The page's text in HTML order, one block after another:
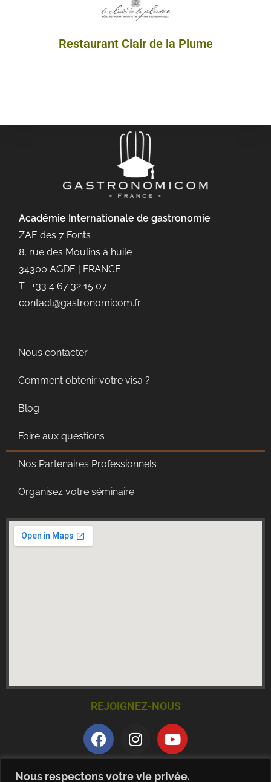
Nous respectons votre vie privée.
Restaurant Clair de la Plume
Académie Internationale de gastronomie
ZAE des 7 Fonts
8, rue des Moulins à huile
34300 AGDE | FRANCE
T : +33 4 67 32 15 07
contact@gastronomicom.fr
Nous contacter
Comment obtenir votre visa ?
Blog
Foire aux questions
Nos Partenaires Professionnels
Organisez votre séminaire
REJOIGNEZ-NOUS
QUALITE ET CERTIFICATION